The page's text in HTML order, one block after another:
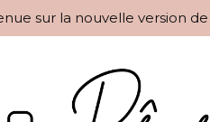
sur la nouvelle version